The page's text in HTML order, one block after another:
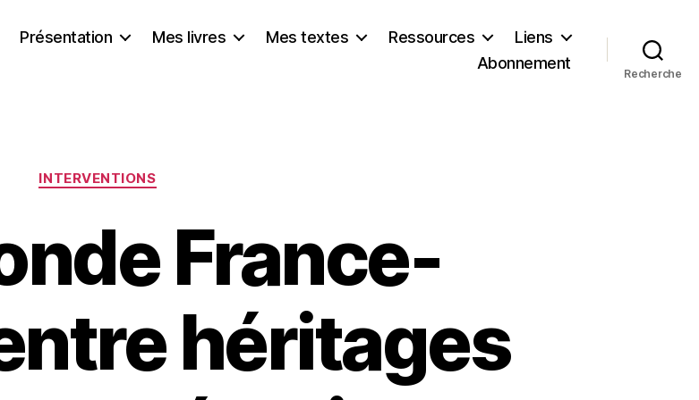
Présentation Mes livres Mes textes Ressources
Liens
Abonnement
Recherche
Catégories
INTERVENTIONS
France-
héritages